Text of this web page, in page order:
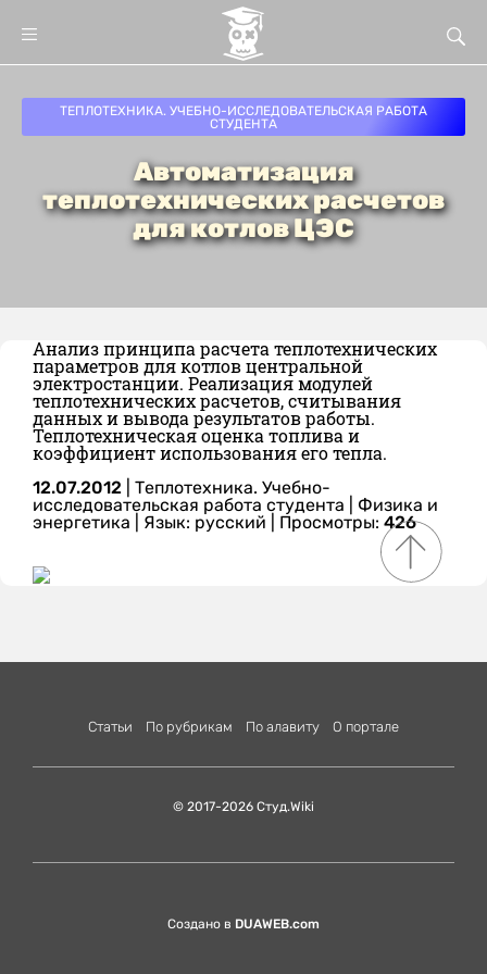
ТЕПЛОТЕХНИКА. УЧЕБНО-ИССЛЕДОВАТЕЛЬСКАЯ РАБОТА
СТУДЕНТА
Автоматизация
теплотехнических расчетов
для котлов ЦЭС
Анализ принципа расчета теплотехнических
параметров для котлов центральной
электростанции. Реализация модулей
теплотехнических расчетов, считывания
данных и вывода результатов работы.
Теплотехническая оценка топлива и
коэффициент использования его тепла.
12.07.2012
Теплотехника. Учебно-
исследовательская работа студента
Физика и
энергетика
Язык: русский | Просмотры: 426
Статьи По рубрикам По алавиту О портале
© 2017-2026 Студ.Wiki
Создано в DUAWEB.com